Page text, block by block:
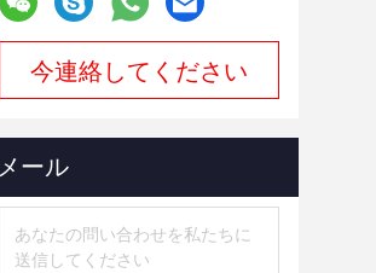
今連絡してください
メール